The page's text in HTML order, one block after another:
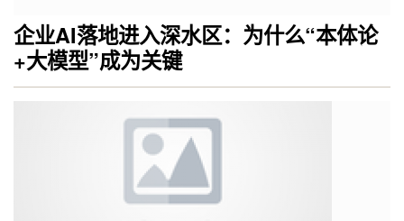
企业AI落地进入深水区：为什么“本体论
+大模型”成为关键